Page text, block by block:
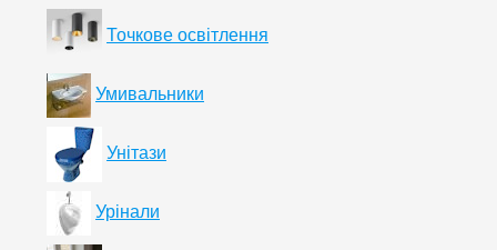
Точкове освітлення
Умивальники
Унітази
Урінали